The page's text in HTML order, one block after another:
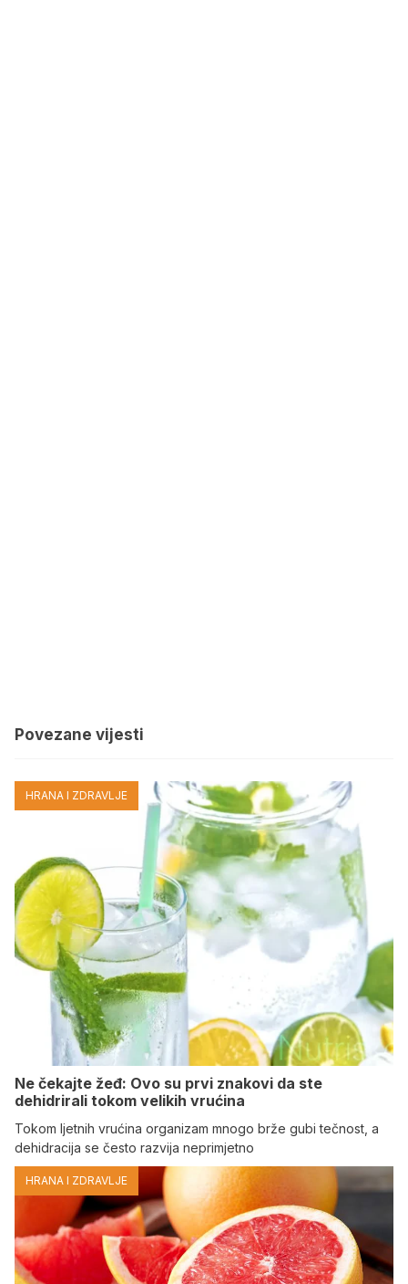
Povezane vijesti
HRANA I ZDRAVLJE
Ne čekajte žeđ: Ovo su prvi znakovi da ste
dehidrirali tokom velikih vrućina
Tokom ljetnih vrućina organizam mnogo brže gubi tečnost, a
dehidracija se često razvija neprimjetno
HRANA I ZDRAVLJE